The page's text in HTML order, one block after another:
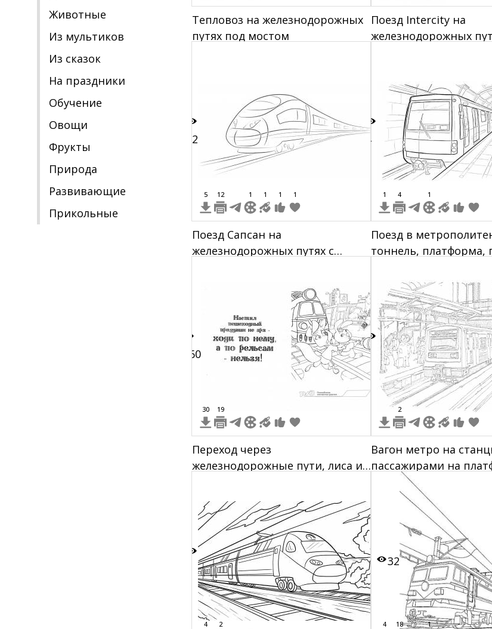
Животные
Из мультиков
Из сказок
На праздники
Обучение
Овощи
Фрукты
Природа
Развивающие
Прикольные
Тепловоз на железнодорожных
путях под мостом
Поезд Intercity на
железнодорожных
22
5 12 1 1 1 1
Поезд Сапсан на
железнодорожных путях с
1 4 1
Поезд в
тоннель, платформа,
160
30 19
Переход через
железнодорожные пути, лиса и
поезд, надпись "Ходи по нему, а
по рельсам - нельзя!"
6
2
Вагон метро на
пассажирами на
людьми на верхнем
4 2
32
4 18 1